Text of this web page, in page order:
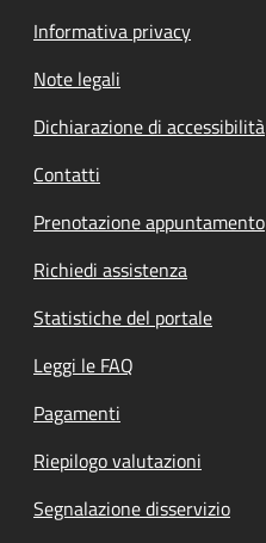
Informativa privacy
Note legali
Dichiarazione di accessibilità
Contatti
Prenotazione appuntamento
Richiedi assistenza
Statistiche del portale
Leggi le FAQ
Pagamenti
Riepilogo valutazioni
Segnalazione disservizio